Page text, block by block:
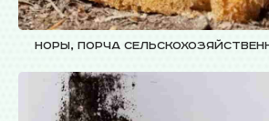
Норы, порча